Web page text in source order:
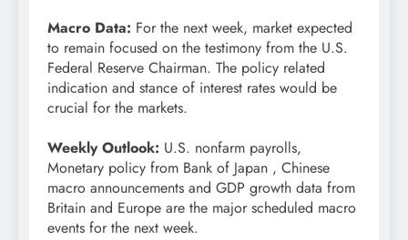
Macro Data: For the next week, market expected
to remain focused on the testimony from the U.S.
Federal Reserve Chairman. The policy related
indication and stance of interest rates would be
crucial for the markets.
Weekly Outlook: U.S. nonfarm payrolls,
Monetary policy from Bank of Japan , Chinese
macro announcements and GDP growth data from
Britain and Europe are the major scheduled macro
events for the next week.